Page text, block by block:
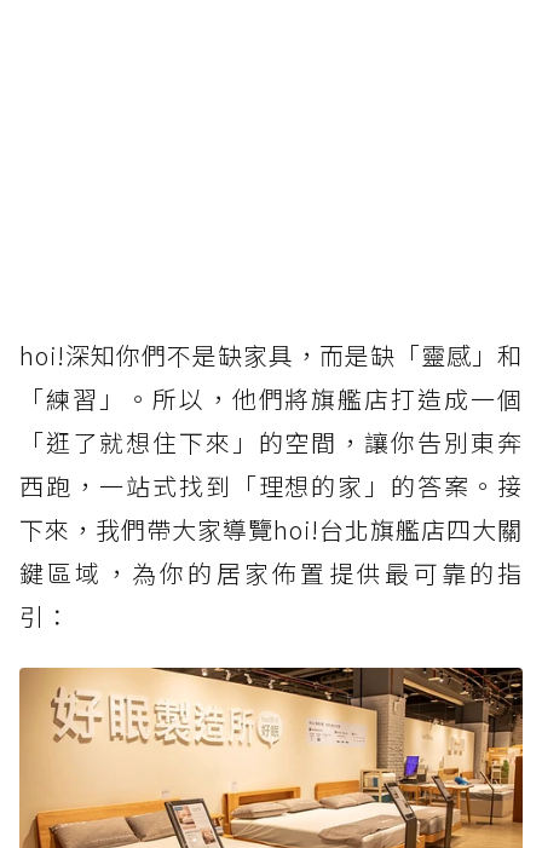
hoi!深知你們不是缺家具，而是缺「靈感」和
「練習」。所以，他們將旗艦店打造成一個
「逛了就想住下來」的空間，讓你告別東奔
西跑，一站式找到「理想的家」的答案。接
下來，我們帶大家導覽hoi!台北旗艦店四大關
鍵區域，為你的居家佈置提供最可靠的指
引：